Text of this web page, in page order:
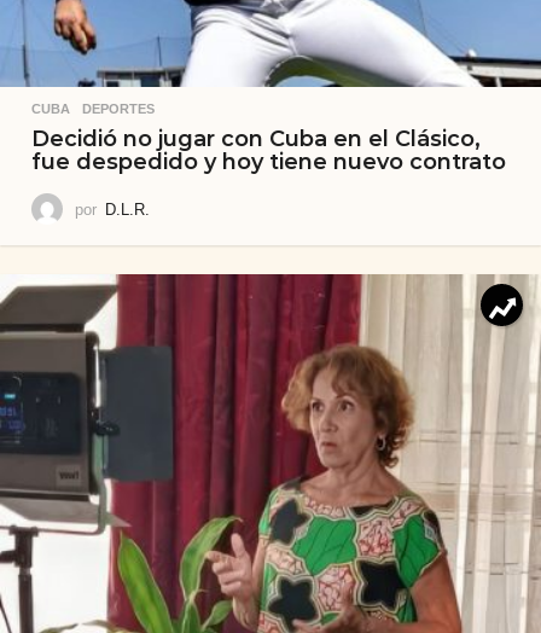
CUBA ,DEPORTES
Decidió no jugar con Cuba en el Clásico,
fue despedido y hoy tiene nuevo contrato
por D.L.R.